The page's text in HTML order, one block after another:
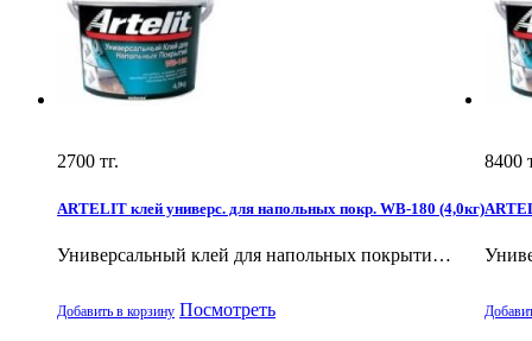
2700 тг.
ARTELIT клей универс. для напольных покр. WB-180 (4,0кг)
Универсальный клей для напольных покрыти…
Добавить в корзину Посмотреть
8400